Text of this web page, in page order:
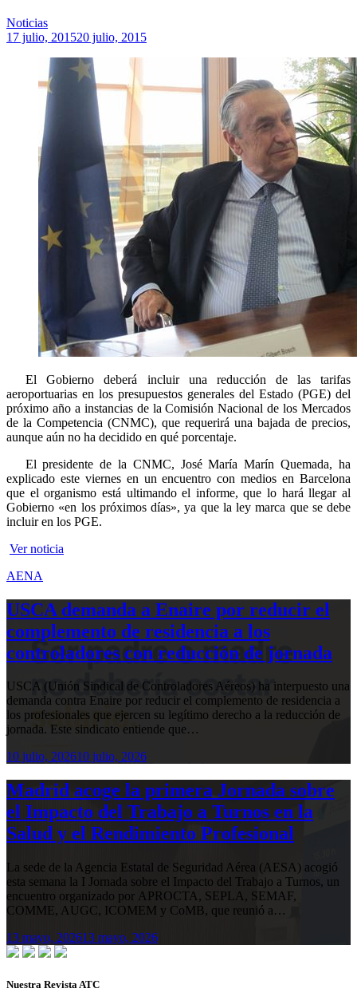
Noticias
17 julio, 201520 julio, 2015
El Gobierno deberá incluir una reducción de las tarifas
aeroportuarias en los presupuestos generales del Estado (PGE) del
próximo año a instancias de la Comisión Nacional de los Mercados
de la Competencia (CNMC), que requerirá una bajada de precios,
aunque aún no ha decidido en qué porcentaje.
El presidente de la CNMC, José María Marín Quemada, ha
explicado este viernes en un encuentro con medios en Barcelona
que el organismo está ultimando el informe, que lo hará llegar al
Gobierno «en los próximos días», ya que la ley marca que se debe
incluir en los PGE.
Ver noticia
AENA
USCA demanda a Enaire por reducir el
complemento de residencia a los
controladores con reducción de jornada
USCA (Unión Sindical de Controladores Aéreos) ha interpuesto una
demanda contra Enaire por reducir el complemento de residencia a
los profesionales que ejercen su legítimo derecho a la reducción de
jornada. Este sindicato entiende que…
10 julio, 202610 julio, 2026
Madrid acoge la primera Jornada sobre
el Impacto del Trabajo a Turnos en la
Salud y el Rendimiento Profesional
La sede de la Agencia Estatal de Seguridad Aérea (AESA) acogió
esta semana la I Jornada sobre el Impacto del Trabajo a Turnos, un
encuentro organizado por APROCTA, SEPLA, SEMAF,
COMME, AUGC, ICOMEM y CoMB, que reunió a…
13 mayo, 202613 mayo, 2026
Nuestra Revista ATC